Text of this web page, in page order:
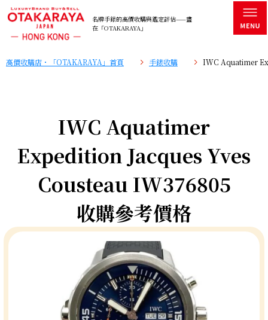
名牌手錶的高價收購與鑑定評估——盡
在「OTAKARAYA」
高價收購店・「OTAKARAYA」首頁 手錶收購 IWC Aquatimer
IWC Aquatimer
Expedition Jacques Yves
Cousteau IW376805
收購參考價格